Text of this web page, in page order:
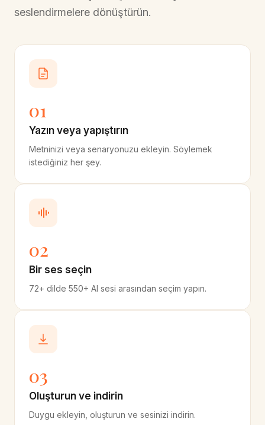
seslendirmelere dönüştürün.
01
Yazın veya yapıştırın
Metninizi veya senaryonuzu ekleyin. Söylemek
istediğiniz her şey.
02
Bir ses seçin
72+ dilde 550+ AI sesi arasından seçim yapın.
03
Oluşturun ve indirin
Duygu ekleyin, oluşturun ve sesinizi indirin.